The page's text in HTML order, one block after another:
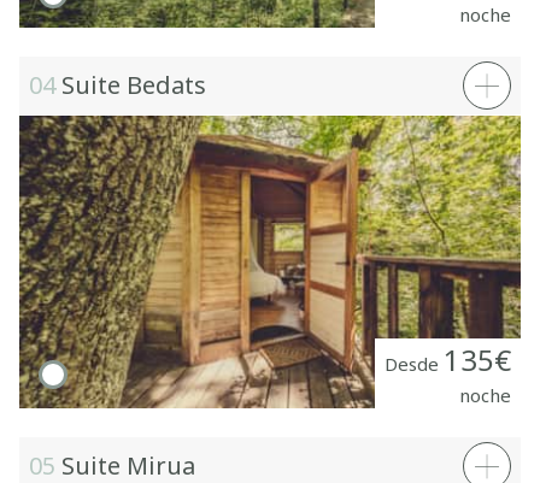
noche
04Suite Bedats
Desde 135€
noche
05 Suite Mirua